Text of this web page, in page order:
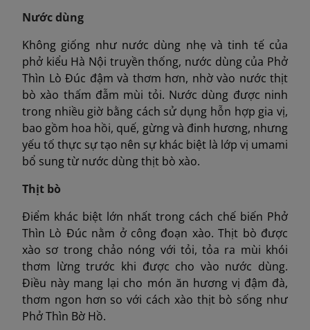
Nước dùng
Không giống như nước dùng nhẹ và tinh tế của
phở kiểu Hà Nội truyền thống, nước dùng của Phở
Thìn Lò Đúc đậm và thơm hơn, nhờ vào nước thịt
bò xào thấm đẫm mùi tỏi. Nước dùng được ninh
trong nhiều giờ bằng cách sử dụng hỗn hợp gia vị,
bao gồm hoa hồi, quế, gừng và đinh hương, nhưng
yếu tố thực sự tạo nên sự khác biệt là lớp vị umami
bổ sung từ nước dùng thịt bò xào.
Thịt bò
Điểm khác biệt lớn nhất trong cách chế biến Phở
Thìn Lò Đúc nằm ở công đoạn xào. Thịt bò được
xào sơ trong chảo nóng với tỏi, tỏa ra mùi khói
thơm lừng trước khi được cho vào nước dùng.
Điều này mang lại cho món ăn hương vị đậm đà,
thơm ngon hơn so với cách xào thịt bò sống như
Phở Thìn Bờ Hồ.